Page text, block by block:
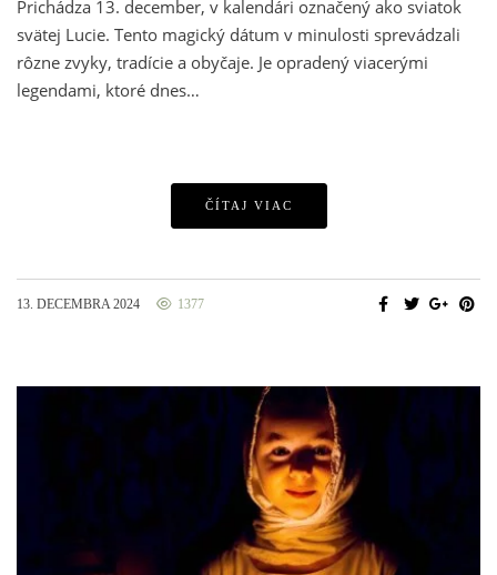
Prichádza 13. december, v kalendári označený ako sviatok
svätej Lucie. Tento magický dátum v minulosti sprevádzali
rôzne zvyky, tradície a obyčaje. Je opradený viacerými
legendami, ktoré dnes…
ČÍTAJ VIAC
13. DECEMBRA 2024 1377